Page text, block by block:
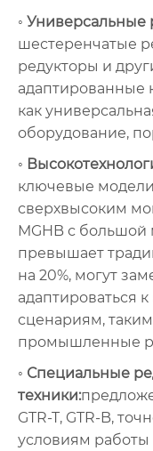
◦ Универсальные
шестеренчатые
редукторы и
адаптированные
как
оборудование,
◦
ключевые
сверхвысоким
MGHB с
превышает
на 20%, могут
адаптироваться
сценариям,
промышленные
◦ Специальные
техники:
GTR-T, GTR-B,
условиям работы